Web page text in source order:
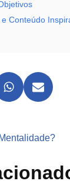
Conteúdo